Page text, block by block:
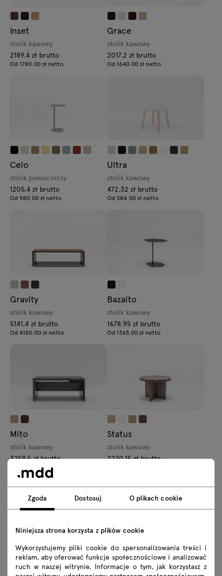
Inset
stolik kawowy
2189.4 zł brutto
Od 1780.00 zł netto
Grace
stolik kawowy
2017.2 zł brutto
Od 1640.00 zł netto
Celo
stolik pomocniczy
1205.4 zł brutto
Od 980.00 zł netto
Ultra
stolik kawowy
472.32 zł brutto
Od 384.00 zł netto
Gravity
stolik kawowy
5141.4 zł brutto
Od 4180.00 zł netto
Bazalto
stolik kawowy
1678.95 zł brutto
Od 1365.00 zł netto
Mito
stolik kawowy
3259.5 zł brutto
Od 2650.00 zł netto
Status
stolik kawowy
2220.15 zł brutto
Stilt Quando
Zgoda Dostosuj O plikach cookie
Niniejsza strona korzysta z plików cookie
Wykorzystujemy pliki cookie do spersonalizowania treści i
reklam, aby oferować funkcje społecznościowe i analizować
ruch w naszej witrynie. Informacje o tym, jak korzystasz z